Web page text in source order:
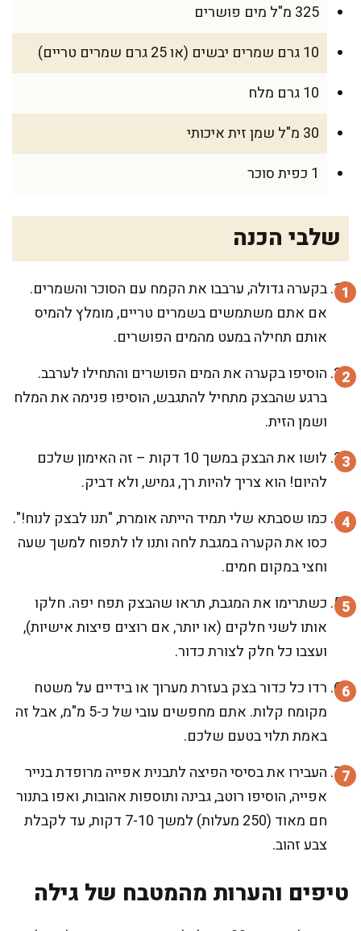
325 מ"ל מים פושרים
10 גרם שמרים יבשים (או 25 גרם שמרים טריים)
10 גרם מלח
30 מ"ל שמן זית איכותי
1 כפית סוכר
שלבי הכנה
בקערה גדולה, ערבבו את הקמח עם הסוכר והשמרים.
אם אתם משתמשים בשמרים טריים, מומלץ להמיס
אותם תחילה במעט מהמים הפושרים.
הוסיפו בקערה את המים הפושרים והתחילו לערבב.
ברגע שהבצק מתחיל להתגבש, הוסיפו פנימה את המלח
ושמן הזית.
לושו את הבצק במשך 10 דקות – זה האימון שלכם
להיום! הוא צריך להיות רך, גמיש, ולא דביק.
כמו שסבתא שלי תמיד הייתה אומרת, "תנו לבצק לנוח!".
כסו את הקערה במגבת לחה ותנו לו לתפוח למשך שעה
וחצי במקום חמים.
כשתרימו את המגבת, תראו שהבצק תפח יפה. חלקו
אותו לשני חלקים (או יותר, אם רוצים פיצות אישיות),
ועצבו כל חלק לצורת כדור.
רדו כל כדור בצק בעזרת מערוך או בידיים על משטח
מקומח קלות. אתם מחפשים עובי של כ-5 מ"מ, אבל זה
באמת תלוי בטעם שלכם.
העבירו את בסיסי הפיצה לתבנית אפייה מרופדת בנייר
אפייה, הוסיפו רוטב, גבינה ותוספות אהובות, ואפו בתנור
חם מאוד (250 מעלות) למשך 7-10 דקות, עד לקבלת
צבע זהוב.
טיפים והערות מהמטבח של גילה